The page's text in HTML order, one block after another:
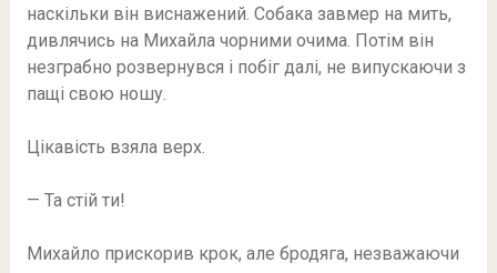
наскільки він виснажений. Собака завмер на мить,
дивлячись на Михайла чорними очима. Потім він
незграбно розвернувся і побіг далі, не випускаючи з
пащі свою ношу.
Цікавість взяла верх.
— Та стій ти!
Михайло прискорив крок, але бродяга, незважаючи